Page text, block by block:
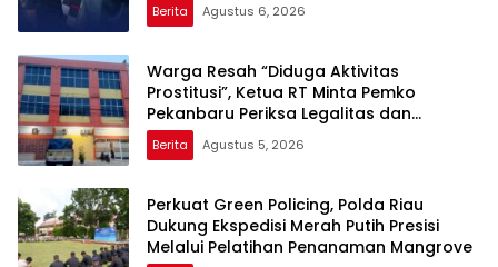
Berita Agustus 6, 2026
Warga Resah “Diduga Aktivitas
Prostitusi”, Ketua RT Minta Pemko
Pekanbaru Periksa Legalitas dan
Aktivitas Z Homestay di Jalan Tanjung
Datuk
Berita Agustus 5, 2026
Perkuat Green Policing, Polda Riau
Dukung Ekspedisi Merah Putih Presisi
Melalui Pelatihan Penanaman Mangrove